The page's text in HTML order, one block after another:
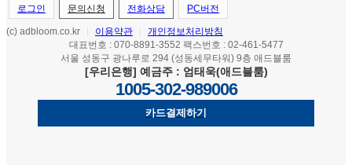
로그인 문의신청 전화상담 PC버전
(c) adbloom.co.kr 이용약관
개인정보처리방침
대표번호 : 070-8891-3552 팩스번호 : 02-461-5477
서울 성동구 광나루로 294 (성동세무타워) 9층 애드블룸
[우리은행] 예금주 : 엄태욱(애드블룸)
1005-302-989006
카드결제하기